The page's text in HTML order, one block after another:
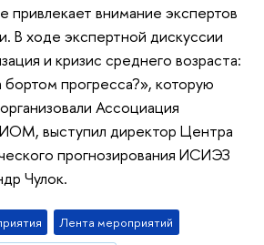
привлекает внимание экспертов
В ходе экспертной дискуссии
и кризис среднего возраста:
бортом прогресса?», которую
Ассоциация
выступил директор Центра
прогнозирования ИСИЭЗ
Чулок.
Лента мероприятий